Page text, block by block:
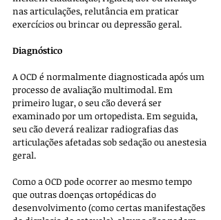
nas articulações, relutância em praticar
exercícios ou brincar ou depressão geral.
Diagnóstico
A OCD é normalmente diagnosticada após um
processo de avaliação multimodal. Em
primeiro lugar, o seu cão deverá ser
examinado por um ortopedista. Em seguida,
seu cão deverá realizar radiografias das
articulações afetadas sob sedação ou anestesia
geral.
Como a OCD pode ocorrer ao mesmo tempo
que outras doenças ortopédicas do
desenvolvimento (como certas manifestações